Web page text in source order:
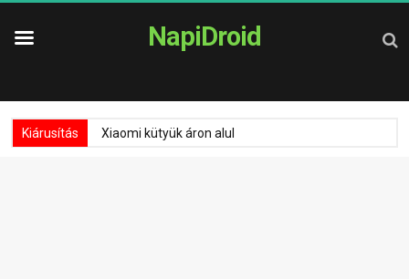
NapiDroid
Kiárusítás Xiaomi kütyük áron alul